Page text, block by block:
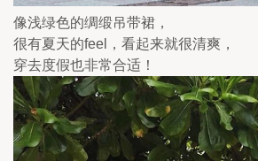
像浅绿色的绸缎吊带裙，
很有夏天的feel，看起来就很清爽，
穿去度假也非常合适！